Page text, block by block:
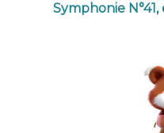
Symphonie